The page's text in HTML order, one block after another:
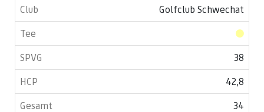
Golfclub Schwechat
38
42,8
34